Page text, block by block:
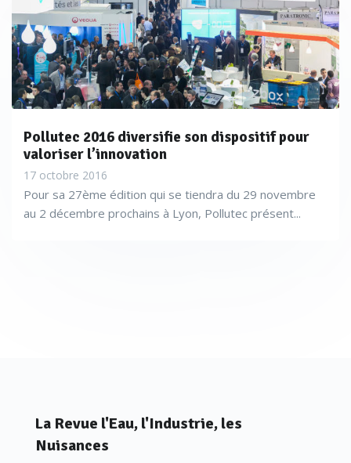
Pollutec 2016 diversifie son dispositif pour
valoriser l’innovation
17 octobre 2016
Pour sa 27ème édition qui se tiendra du 29 novembre
au 2 décembre prochains à Lyon, Pollutec présent...
La Revue l'Eau, l'Industrie, les
Nuisances